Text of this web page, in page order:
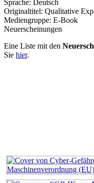
Sprache: Deutsch
Originaltitel: Qualitative
Mediengruppe: E-Book
Neuerscheinungen
Eine Liste mit den
Sie hier.